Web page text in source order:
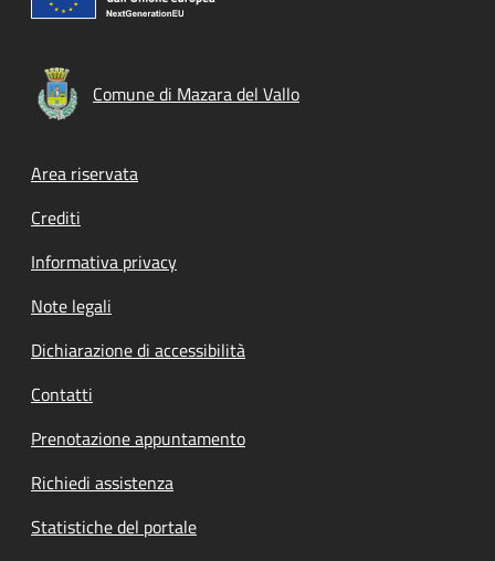
Comune di Mazara del Vallo
Footer menu
Area riservata
Crediti
Informativa privacy
Note legali
Dichiarazione di accessibilità
Contatti
Prenotazione appuntamento
Richiedi assistenza
Statistiche del portale